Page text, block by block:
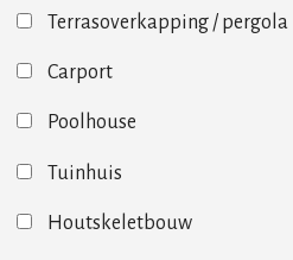
Terrasoverkapping / pergola
Carport
Poolhouse
Tuinhuis
Houtskeletbouw